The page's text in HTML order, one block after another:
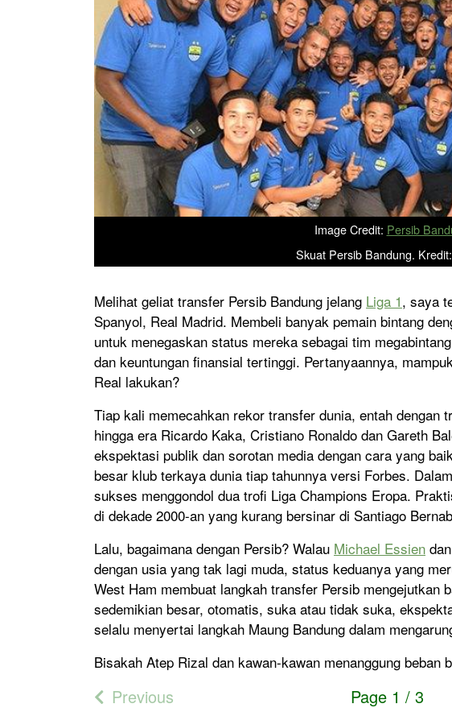
Image Credit: Persib
Skuat Persib Bandung.
Melihat geliat transfer Persib Bandung jelang Liga 1, saya
Spanyol, Real Madrid. Membeli banyak pemain bintang
untuk menegaskan status mereka sebagai tim
dan keuntungan finansial tertinggi. Pertanyaannya,
Real lakukan?
Tiap kali memecahkan rekor transfer dunia, entah dengan
hingga era Ricardo Kaka, Cristiano Ronaldo dan Gareth
ekspektasi publik dan sorotan media dengan cara yang
besar klub terkaya dunia tiap tahunnya versi Forbes.
sukses menggondol dua trofi Liga Champions Eropa.
di dekade 2000-an yang kurang bersinar di Santiago
Lalu, bagaimana dengan Persib? Walau Michael Essien dan
dengan usia yang tak lagi muda, status keduanya yang
West Ham membuat langkah transfer Persib mengejutkan
sedemikian besar, otomatis, suka atau tidak suka,
selalu menyertai langkah Maung Bandung dalam
Bisakah Atep Rizal dan kawan-kawan menanggung beban
Previous Page 1 / 3